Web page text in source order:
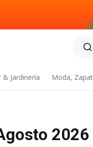
& Jardinería Moda,